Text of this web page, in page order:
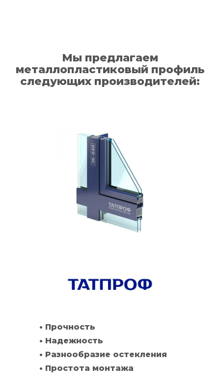
Мы предлагаем
металлопластиковый профиль
следующих производителей:
• Прочность
• Надежность
• Разнообразие остекления
• Простота монтажа